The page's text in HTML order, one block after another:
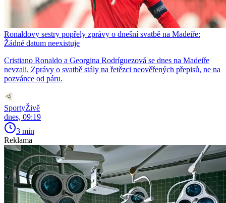
Ronaldovy sestry popřely zprávy o dnešní svatbě na Madeiře:
Žádné datum neexistuje
Cristiano Ronaldo a Georgina Rodríguezová se dnes na Madeiře
nevzali. Zprávy o svatbě stály na řetězci neověřených přepisů, ne na
pozvánce od páru.
SportyŽivě
dnes, 09:19
3 min
Reklama